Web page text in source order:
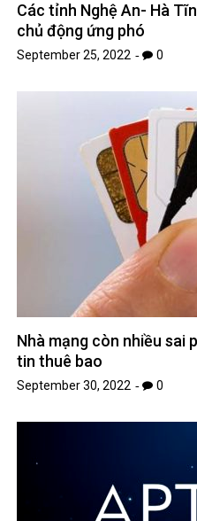
Các tỉnh Nghệ An- Hà
chủ động ứng phó
September 25, 2022 0
Nhà mạng còn nhiều sai
tin thuê bao
September 30, 2022 0